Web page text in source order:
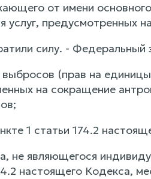
от имени
услуг, предусмотренных
силу. - Федеральный
(прав на
на сокращение
1 статьи 174.2
не являющегося
настоящего Кодекса,